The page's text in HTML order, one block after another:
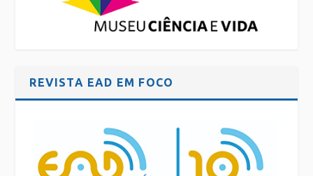
REVISTA EAD EM FOCO